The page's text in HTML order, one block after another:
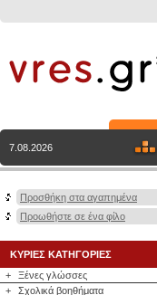
7.08.2026
Προσθήκη στα αγαπημένα
Προωθήστε σε ένα φίλο
ΚΥΡΙΕΣ ΚΑΤΗΓΟΡΙΕΣ
+
Ξένες γλώσσες
+
Σχολικά βοηθήματα